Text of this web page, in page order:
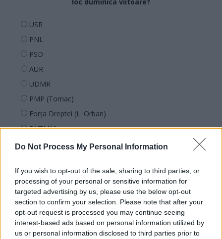
Do Not Process My Personal Information
If you wish to opt-out of the sale, sharing to third parties, or
processing of your personal or sensitive information for
targeted advertising by us, please use the below opt-out
section to confirm your selection. Please note that after your
opt-out request is processed you may continue seeing
interest-based ads based on personal information utilized by
us or personal information disclosed to third parties prior to
USR
PNL
PSD
AUR
UDMR
PMP (Tomac)
Forța Dreptei (L. Orban)
PNȚMM
REPER
SOS (Șoșoacă)
POT (Gavrilă)
PACE (Peia)
Acțiunea Conservatoare (Târziu)
PDF (Lazarus)